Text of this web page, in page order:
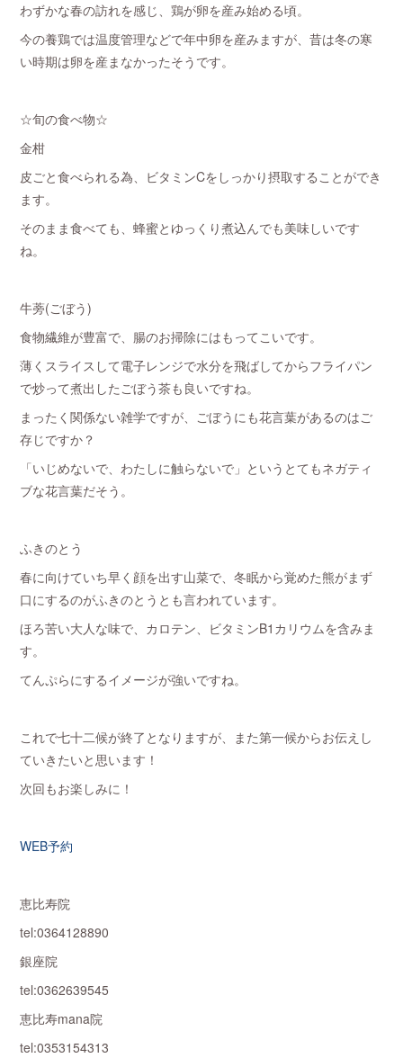
わずかな春の訪れを感じ、鶏が卵を産み始める頃。
今の養鶏では温度管理などで年中卵を産みますが、昔は冬の寒
い時期は卵を産まなかったそうです。
☆旬の食べ物☆
金柑
皮ごと食べられる為、ビタミンCをしっかり摂取することができ
ます。
そのまま食べても、蜂蜜とゆっくり煮込んでも美味しいです
ね。
牛蒡(ごぼう)
食物繊維が豊富で、腸のお掃除にはもってこいです。
薄くスライスして電子レンジで水分を飛ばしてからフライパン
で炒って煮出したごぼう茶も良いですね。
まったく関係ない雑学ですが、ごぼうにも花言葉があるのはご
存じですか？
「いじめないで、わたしに触らないで」というとてもネガティ
ブな花言葉だそう。
ふきのとう
春に向けていち早く顔を出す山菜で、冬眠から覚めた熊がまず
口にするのがふきのとうとも言われています。
ほろ苦い大人な味で、カロテン、ビタミンB1カリウムを含みま
す。
てんぷらにするイメージが強いですね。
これで七十二候が終了となりますが、また第一候からお伝えし
ていきたいと思います！
次回もお楽しみに！
WEB予約
恵比寿院
tel:0364128890
銀座院
tel:0362639545
恵比寿mana院
tel:0353154313